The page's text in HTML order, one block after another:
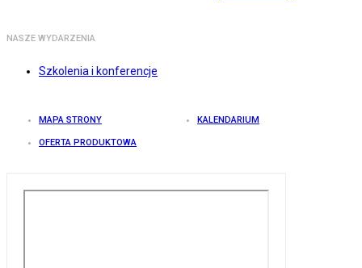
NASZE WYDARZENIA
Szkolenia i konferencje
MAPA STRONY KALENDARIUM
OFERTA PRODUKTOWA